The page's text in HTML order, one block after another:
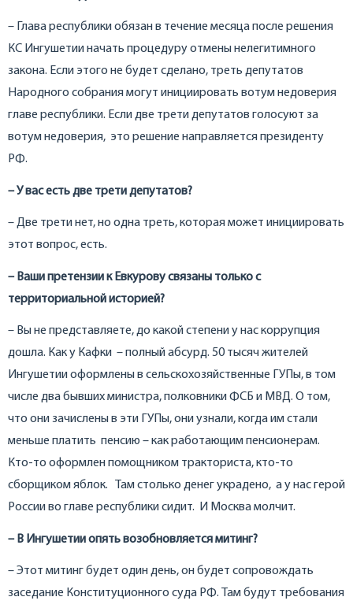
– Глава республики обязан в течение месяца после решения
КС Ингушетии начать процедуру отмены нелегитимного
закона. Если этого не будет сделано, треть депутатов
Народного собрания могут инициировать вотум недоверия
главе республики. Если две трети депутатов голосуют за
вотум недоверия, это решение направляется президенту
РФ.
– У вас есть две трети депутатов?
– Две трети нет, но одна треть, которая может инициировать
этот вопрос, есть.
– Ваши претензии к Евкурову связаны только с
территориальной историей?
– Вы не представляете, до какой степени у нас коррупция
дошла. Как у Кафки – полный абсурд. 50 тысяч жителей
Ингушетии оформлены в сельскохозяйственные ГУПы, в том
числе два бывших министра, полковники ФСБ и МВД. О том,
что они зачислены в эти ГУПы, они узнали, когда им стали
меньше платить пенсию – как работающим пенсионерам.
Кто-то оформлен помощником тракториста, кто-то
сборщиком яблок. Там столько денег украдено, а у нас герой
России во главе республики сидит. И Москва молчит.
– В Ингушетии опять возобновляется митинг?
– Этот митинг будет один день, он будет сопровождать
заседание Конституционного суда РФ. Там будут требования